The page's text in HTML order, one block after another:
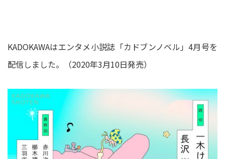
KADOKAWAはエンタメ小説誌「カドブンノベル」4月号を
配信しました。（2020年3月10日発売）